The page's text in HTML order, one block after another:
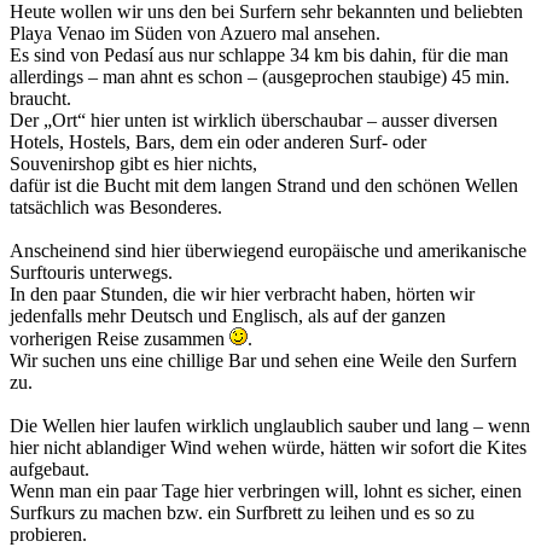
Heute wollen wir uns den bei Surfern sehr bekannten und beliebten
Playa Venao im Süden von Azuero mal ansehen.
Es sind von Pedasí aus nur schlappe 34 km bis dahin, für die man
allerdings – man ahnt es schon – (ausgeprochen staubige) 45 min.
braucht.
Der „Ort“ hier unten ist wirklich überschaubar – ausser diversen
Hotels, Hostels, Bars, dem ein oder anderen Surf- oder
Souvenirshop gibt es hier nichts,
dafür ist die Bucht mit dem langen Strand und den schönen Wellen
tatsächlich was Besonderes.
Anscheinend sind hier überwiegend europäische und amerikanische
Surftouris unterwegs.
In den paar Stunden, die wir hier verbracht haben, hörten wir
jedenfalls mehr Deutsch und Englisch, als auf der ganzen
vorherigen Reise zusammen
.
Wir suchen uns eine chillige Bar und sehen eine Weile den Surfern
zu.
Die Wellen hier laufen wirklich unglaublich sauber und lang – wenn
hier nicht ablandiger Wind wehen würde, hätten wir sofort die Kites
aufgebaut.
Wenn man ein paar Tage hier verbringen will, lohnt es sicher, einen
Surfkurs zu machen bzw. ein Surfbrett zu leihen und es so zu
probieren.